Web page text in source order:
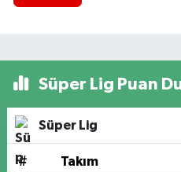
Süper Lig Puan
Süper Lig
# Takım